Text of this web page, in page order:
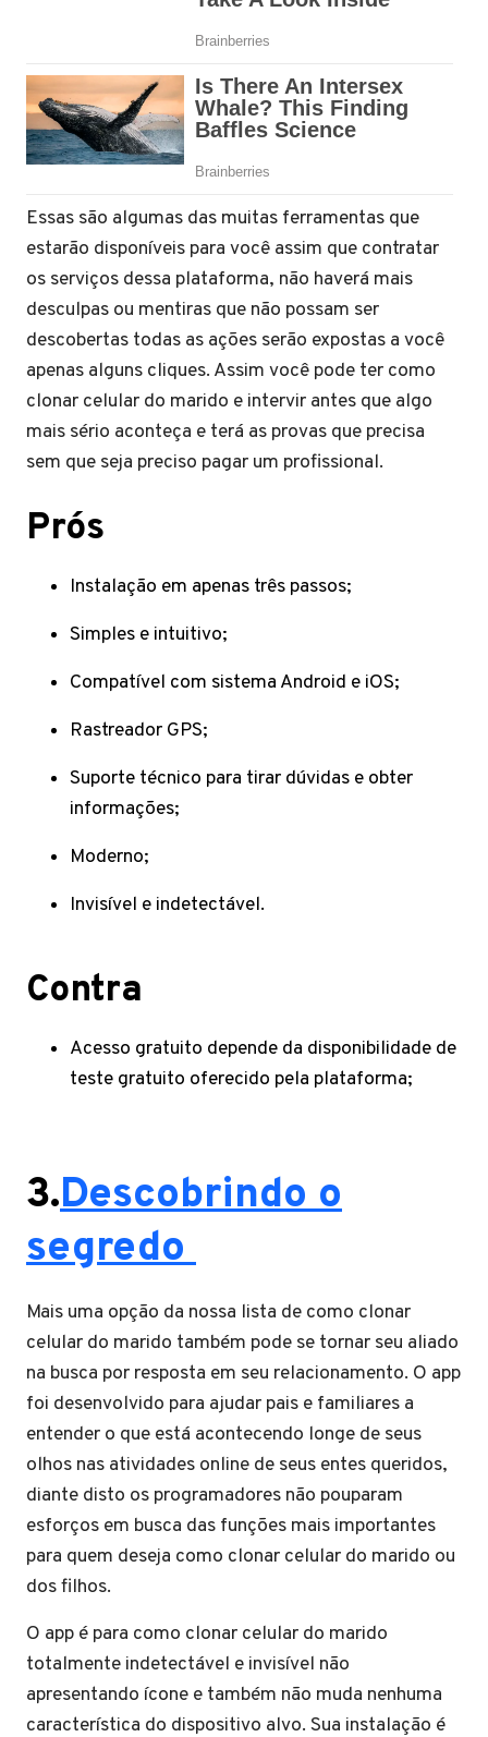
Essas são algumas das muitas ferramentas que
estarão disponíveis para você assim que contratar
os serviços dessa plataforma, não haverá mais
desculpas ou mentiras que não possam ser
descobertas todas as ações serão expostas a você
apenas alguns cliques. Assim você pode ter como
clonar celular do marido e intervir antes que algo
mais sério aconteça e terá as provas que precisa
sem que seja preciso pagar um profissional.
Prós
Instalação em apenas três passos;
Simples e intuitivo;
Compatível com sistema Android e iOS;
Rastreador GPS;
Suporte técnico para tirar dúvidas e obter
informações;
Moderno;
Invisível e indetectável.
Contra
Acesso gratuito depende da disponibilidade de
teste gratuito oferecido pela plataforma;
3.Descobrindo o
segredo
Mais uma opção da nossa lista de como clonar
celular do marido também pode se tornar seu aliado
na busca por resposta em seu relacionamento. O app
foi desenvolvido para ajudar pais e familiares a
entender o que está acontecendo longe de seus
olhos nas atividades online de seus entes queridos,
diante disto os programadores não pouparam
esforços em busca das funções mais importantes
para quem deseja como clonar celular do marido ou
dos filhos.
O app é para como clonar celular do marido
totalmente indetectável e invisível não
apresentando ícone e também não muda nenhuma
característica do dispositivo alvo. Sua instalação é